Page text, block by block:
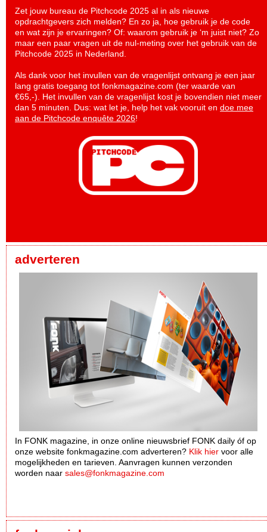
Zet jouw bureau de Pitchcode 2025 al in als nieuwe
opdrachtgevers zich melden? En zo ja, hoe gebruik je de code
en wat zijn je ervaringen? Of: waarom gebruik je ‘m juist niet? Zo
maar een paar vragen uit de nul-meting over het gebruik van de
Pitchcode 2025 in Nederland.
Als dank voor het invullen van de vragenlijst ontvang je een jaar
lang gratis toegang tot fonkmagazine.com (ter waarde van
€65,-). Het invullen van de vragenlijst kost je bovendien niet meer
dan 5 minuten. Dus: wat let je, help het vak vooruit en doe mee
aan de Pitchcode enquête 2026!
adverteren
In FONK magazine, in onze online nieuwsbrief FONK daily óf op
onze website fonkmagazine.com adverteren? Klik hier voor alle
mogelijkheden en tarieven. Aanvragen kunnen verzonden
worden naar sales@fonkmagazine.com